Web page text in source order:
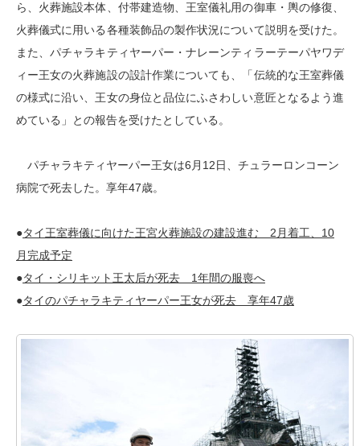
ら、火葬施設本体、付帯建造物、王室儀礼用の御車・輿の修復、
火葬儀式に用いる各種装飾品の製作状況について説明を受けた。
また、パチャラキティヤーパー・ナレーンティラーテーパヤワデ
ィー王女の火葬施設の設計作業についても、「伝統的な王室葬儀
の様式に沿い、王女の身位と品位にふさわしい意匠となるよう進
めている」との報告を受けたとしている。
パチャラキティヤーパー王女は6月12日、チュラーロンコーン
病院で死去した。享年47歳。
●タイ王室葬儀に向けた王宮火葬施設の建設進む 2月着工、10
月完成予定
●タイ・シリキット王太后が死去 1年間の服喪へ
●タイのパチャラキティヤーパー王女が死去 享年47歳